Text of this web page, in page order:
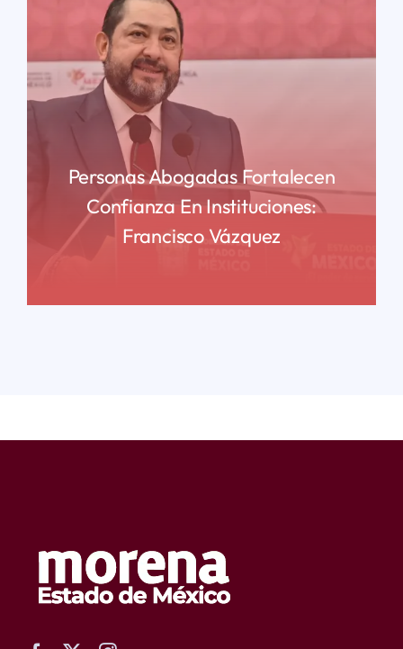
Personas Abogadas Fortalecen
Confianza En Instituciones:
Francisco Vázquez